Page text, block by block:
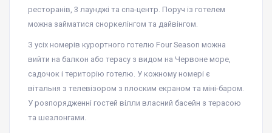
ресторанів, 3 лаунджі та спа-центр. Поруч із готелем
можна займатися сноркелінгом та дайвінгом.
З усіх номерів курортного готелю Four Season можна
вийти на балкон або терасу з видом на Червоне море,
садочок і територію готелю. У кожному номері є
вітальня з телевізором з плоским екраном та міні-баром.
У розпорядженні гостей вілли власний басейн з терасою
та шезлонгами.